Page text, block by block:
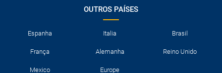
OUTROS PAÍSES
Espanha Italia Brasil
França Alemanha Reino Unido
Mexico Europe